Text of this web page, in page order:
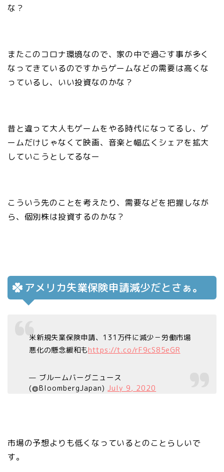
な？
またこのコロナ環境なので、家の中で過ごす事が多く
なってきているのですからゲームなどの需要は高くな
っているし、いい投資なのかな？
昔と違って大人もゲームをやる時代になってるし、ゲ
ームだけじゃなくて映画、音楽と幅広くシェアを拡大
していこうとしてるなー
こういう先のことを考えたり、需要などを把握しなが
ら、個別株は投資するのかな？
アメリカ失業保険申請減少だとさぁ。
米新規失業保険申請、131万件に減少－労働市場
悪化の懸念緩和もhttps://t.co/rF9cS85eGR
— ブルームバーグニュース
(@BloombergJapan)July 9, 2020
市場の予想よりも低くなっているとのことらしいで
す。